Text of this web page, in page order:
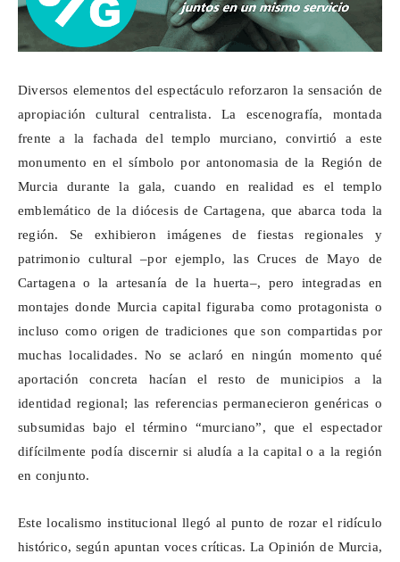
Diversos elementos del espectáculo reforzaron la sensación de
apropiación cultural centralista. La escenografía, montada
frente a la fachada del templo murciano, convirtió a este
monumento en el símbolo por antonomasia de la Región de
Murcia durante la gala, cuando en realidad es el templo
emblemático de la diócesis de Cartagena, que abarca toda la
región. Se exhibieron imágenes de fiestas regionales y
patrimonio cultural –por ejemplo, las Cruces de Mayo de
Cartagena o la artesanía de la huerta–, pero integradas en
montajes donde Murcia capital figuraba como protagonista o
incluso como origen de tradiciones que son compartidas por
muchas localidades. No se aclaró en ningún momento qué
aportación concreta hacían el resto de municipios a la
identidad regional; las referencias permanecieron genéricas o
subsumidas bajo el término “murciano”, que el espectador
difícilmente podía discernir si aludía a la capital o a la región
en conjunto.
Este localismo institucional llegó al punto de rozar el ridículo
histórico, según apuntan voces críticas. La Opinión de Murcia,